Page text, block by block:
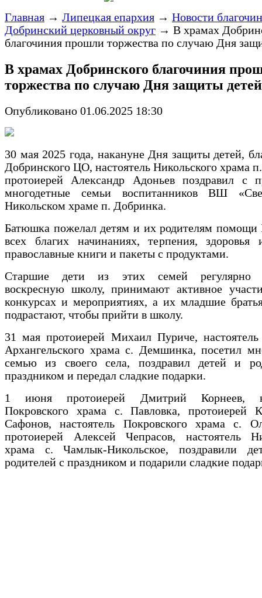
Главная → Липецкая епархия → Новости
Добринский церковный округ → В храмах
благочиния прошли торжества по случаю Дня
В храмах Добринского благочиния
торжества по случаю Дня защиты детей
Опубликовано 01.06.2025 18:30
30 мая 2025 года, накануне Дня защиты детей,
Добринского ЦО, настоятель Никольского храма
протоиерей Александр Адоньев поздравил с
многодетные семьи воспитанников ВШ
Никольском храме п. Добринка.
Батюшка пожелал детям и их родителям помощи
всех благих начинаниях, терпения, здоровья
православные книги и пакеты с продуктами.
Старшие дети из этих семей регулярно
воскресную школу, принимают активное
конкурсах и мероприятиях, а их младшие
подрастают, чтобы прийти в школу.
31 мая протоиерей Михаил Пуриче,
Архангельского храма с. Демшинка, посетил
семью из своего села, поздравил детей и
праздником и передал сладкие подарки.
1 июня протоиерей Дмитрий Корнеев,
Покровского храма с. Павловка, протоиерей
Сафонов, настоятель Покровского храма с.
протоиерей Алексей Чепрасов, настоятель
храма с. Чамлык-Никольское, поздравили
родителей с праздником и подарили сладкие